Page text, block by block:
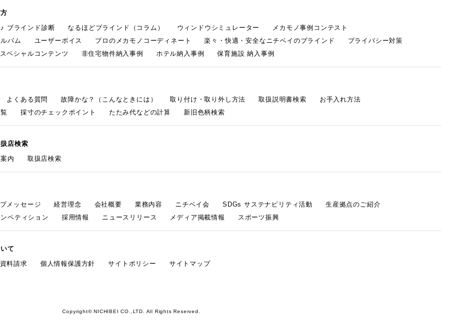
ブラインド診断
なるほどブラインド（コラム） ウィンドウシミュレーター
メカモノ事例コンテスト
バム
ユーザーボイス プロのメカモノコーディネート 楽々・快適・安全なニチベイのブラインド
プライバシー対策
スペシャルコンテンツ 非住宅物件納入事例 ホテル納入事例 保育施設 納入事例
よくある質問 故障かな？（こんなときには） 取り付け・取り外し方法 取扱説明書検索
お手入れ方法
採寸のチェックポイント たたみ代などの計算 新旧色柄検索
店検索
内
取扱店検索
メッセージ 経営理念 会社概要 業務内容 ニチベイ会 SDGs サステナビリティ活動
生産拠点のご紹介
ペティション
採用情報 ニュースリリース メディア掲載情報 スポーツ振興
て
資料請求 個人情報保護方針 サイトポリシー サイトマップ
Copyright© NICHIBEI CO.,LTD. All Rights Reserved.